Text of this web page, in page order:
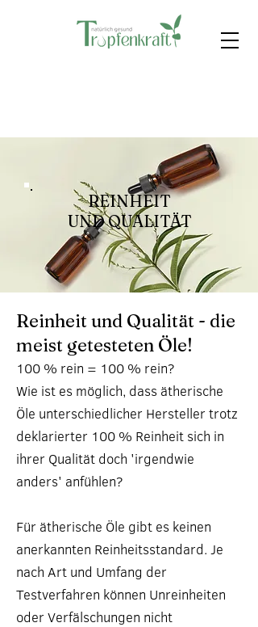
REINHEIT
UND QUALITÄT
Reinheit und Qualität - die
meist getesteten Öle!
100 % rein = 100 % rein?
Wie ist es möglich, dass ätherische
Öle unterschiedlicher Hersteller trotz
deklarierter 100 % Reinheit sich in
ihrer Qualität doch 'irgendwie
anders' anfühlen?​
Für ätherische Öle gibt es keinen
anerkannten Reinheitsstandard. Je
nach Art und Umfang der
Testverfahren können Unreinheiten
oder Verfälschungen nicht